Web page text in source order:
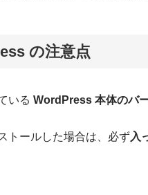
の注意点
いる WordPress 本体のバ
トールした場合は、必ず入